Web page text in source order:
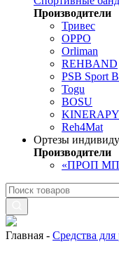
Производители
Тривес
OPPO
Orliman
REHBAND
PSB Sport
Togu
BOSU
KINERAPY
Reh4Mat
Ортезы
Производители
«ПРОП МП
Главная - Средства